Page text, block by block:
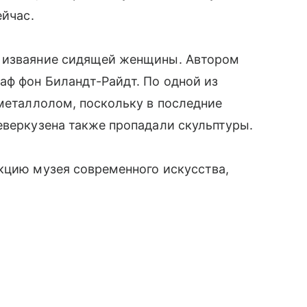
изваяние сидящей женщины. Автором
фон Биландт-Райдт. По одной из
поскольку в последние
также пропадали скульптуры.
музея современного искусства,